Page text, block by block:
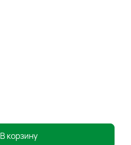
В корзину